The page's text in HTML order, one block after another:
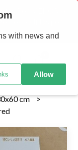
Por MENOR se
, los pedidos por
pago del pedido
cm
with news and
Allow